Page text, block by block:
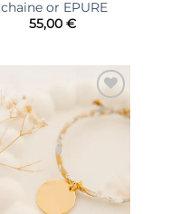
chaine or EPURE
55,00 €
Ajouter